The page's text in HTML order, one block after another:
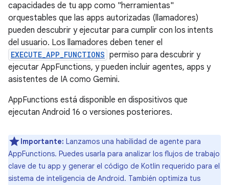
capacidades de tu app como "herramientas"
orquestables que las apps autorizadas (llamadores)
pueden descubrir y ejecutar para cumplir con los intents
del usuario. Los llamadores deben tener el
EXECUTE_APP_FUNCTIONS permiso para descubrir y
ejecutar AppFunctions, y pueden incluir agentes, apps y
asistentes de IA como Gemini.
AppFunctions está disponible en dispositivos que
ejecutan Android 16 o versiones posteriores.
Importante: Lanzamos una habilidad de agente para
AppFunctions. Puedes usarla para analizar los flujos de trabajo
clave de tu app y generar el código de Kotlin requerido para el
sistema de inteligencia de Android. También optimiza tus